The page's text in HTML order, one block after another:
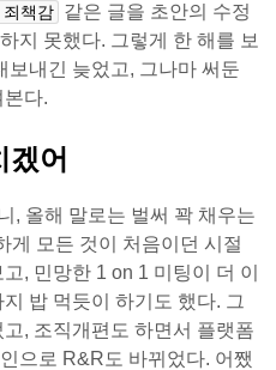
책감 같은 글을 초안의 수정
지 못했다. 그렇게 한 해를 보
보내긴 늦었고, 그나마 써둔
다.
어
, 올해 말로는 벌써 꽉 채우는
게 모든 것이 처음이던 시절
, 민망한 1 on 1 미팅이 더 이
밥 먹듯이 하기도 했다. 그
, 조직개편도 하면서 플랫폼
으로 R&R도 바뀌었다. 어쨌